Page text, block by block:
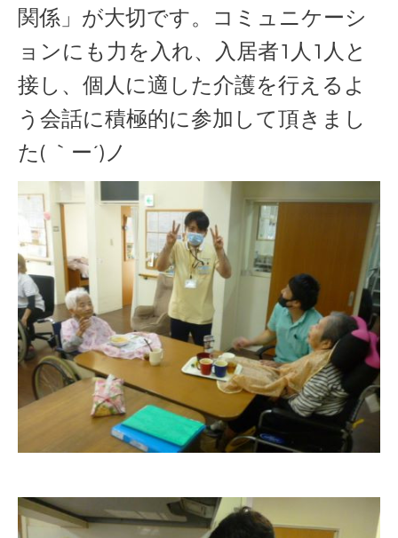
関係」が大切です。コミュニケーシ
ョンにも力を入れ、入居者1人1人と
接し、個人に適した介護を行えるよ
う会話に積極的に参加して頂きまし
た( ｀ー´)ノ